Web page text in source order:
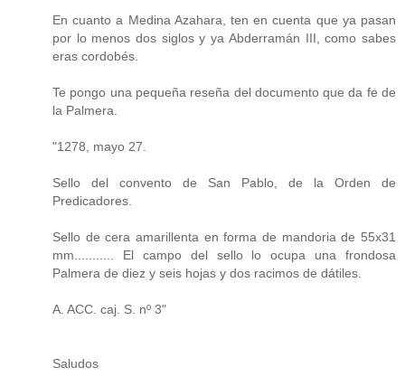
En cuanto a Medina Azahara, ten en cuenta que ya pasan
por lo menos dos siglos y ya Abderramán III, como sabes
eras cordobés.
Te pongo una pequeña reseña del documento que da fe de
la Palmera.
"1278, mayo 27.
Sello del convento de San Pablo, de la Orden de
Predicadores.
Sello de cera amarillenta en forma de mandoria de 55x31
mm........... El campo del sello lo ocupa una frondosa
Palmera de diez y seis hojas y dos racimos de dátiles.
A. ACC. caj. S. nº 3"
Saludos